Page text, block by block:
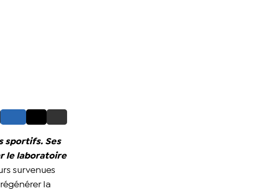
sportifs. Ses
le laboratoire
survenues
la